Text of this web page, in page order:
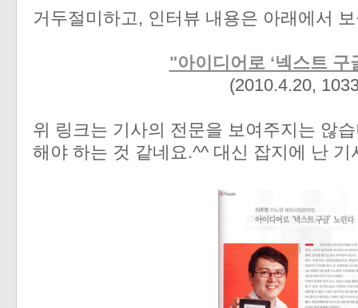
거두절미하고, 인터뷰 내용은 아래에서
"아이디어로 ‘넥스트 구
(2010.4.20,
위 링크는 기사의 전문을 보여주지는 않
해야 하는 것 같네요.^^ 대신 잡지에 난